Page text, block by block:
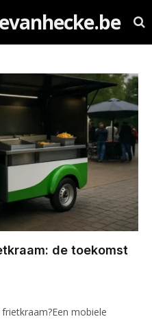
de toekomst
mobiele